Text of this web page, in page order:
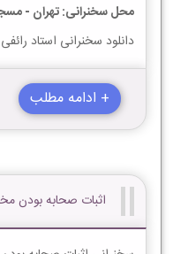
محل سخنرانی: تهران -
دانلود سخنرانی استاد
+ ادامه مطلب
اثبات صحابه بودن